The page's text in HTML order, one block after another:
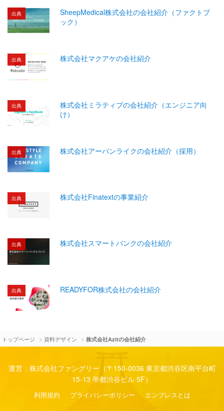
出典
SheepMedical株式会社の会社紹介（ファクトブ
ック）
出典 株式会社マクアケの会社紹介
出典
株式会社ミラティブの会社紹介（エンジニア向
け）
出典 株式会社アーバンライクの会社紹介（採用）
出典 株式会社Finatextの事業紹介
出典 株式会社スマートバンクの会社紹介
出典 READYFOR株式会社の会社紹介
トップページ > 資料デザイン >株式会社Azitの会社紹介
運営：株式会社ファングリー（〒150-0036 東京都渋谷区南平台町
15-13 帝都渋谷ビル 5F）
利用規約 プライバシーポリシー エンプレスとは